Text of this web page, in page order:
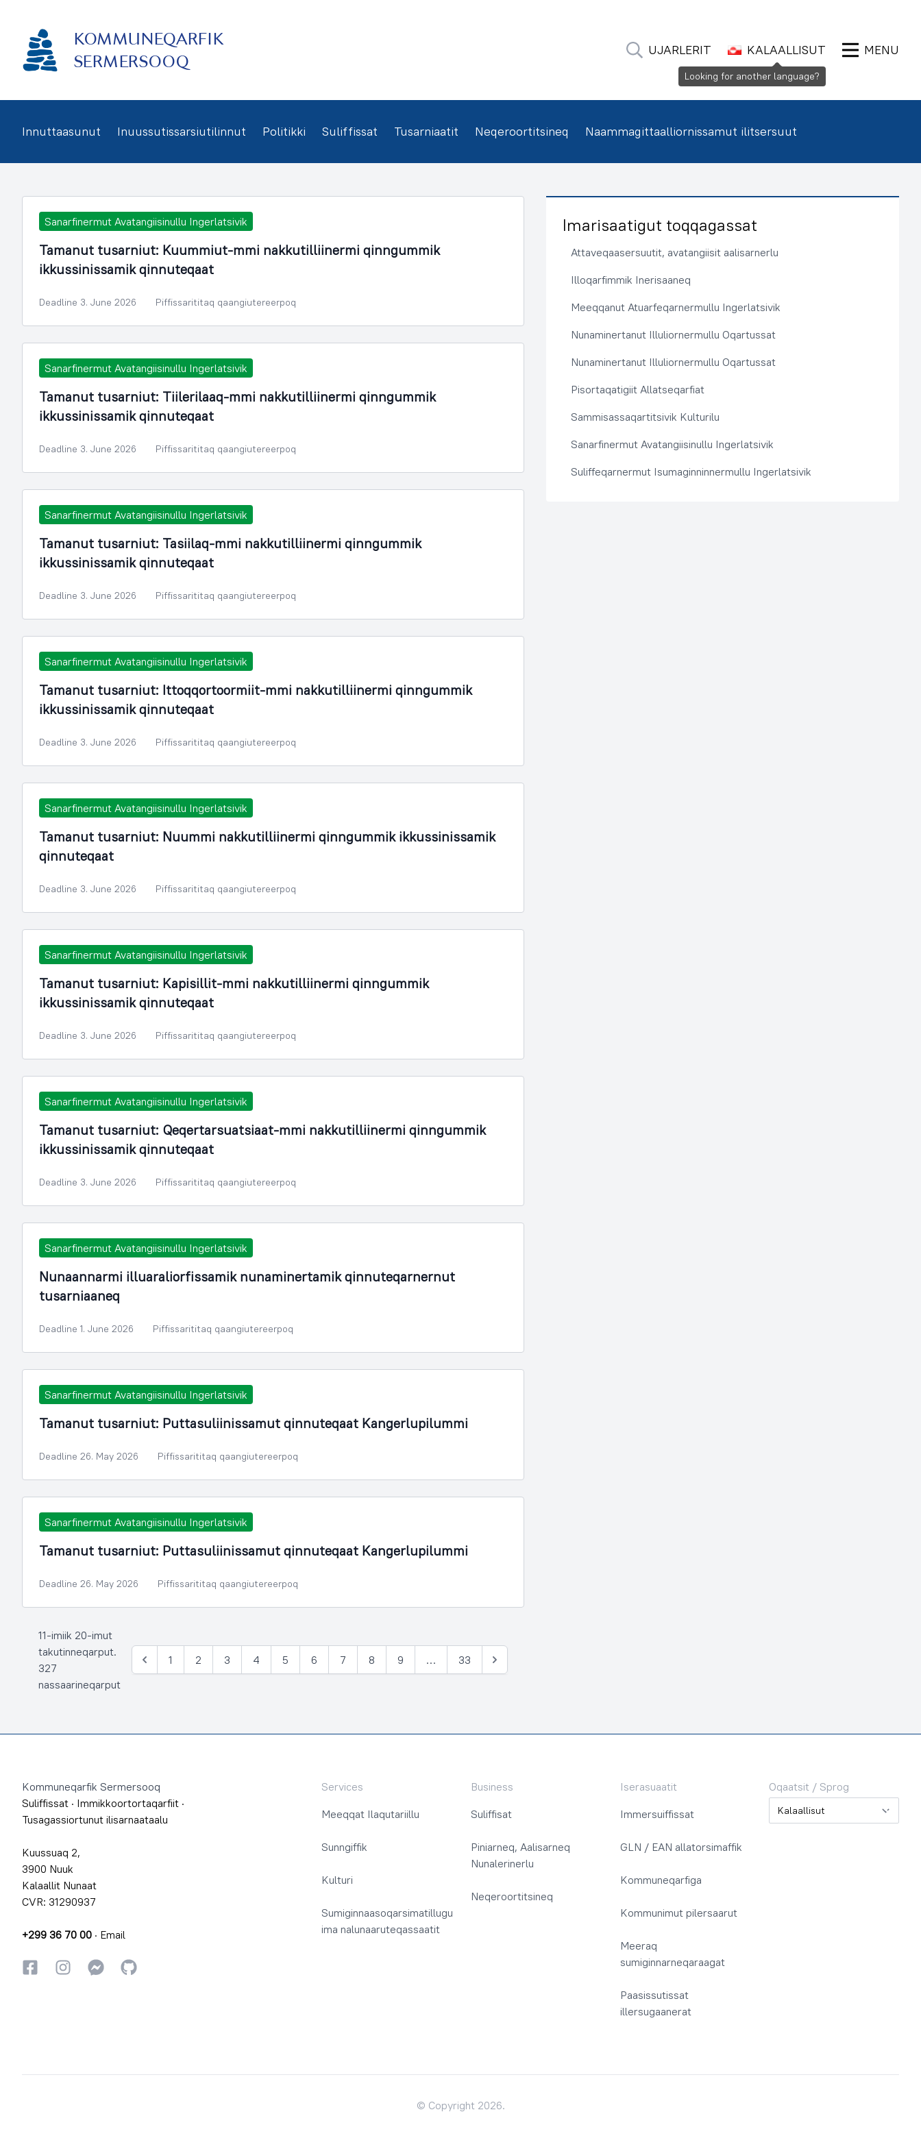
KOMMUNEQARFIK
SERMERSOOQ
UJARLERIT KALAALLISUT MENU
Innuttaasunut Inuussutissarsiutilinnut Politikki Suliffissat Tusarniaatit Neqeroortitsineq Naammagittaalliornissamut ilitsersuut
Sanarfinermut Avatangiisinullu Ingerlatsivik
Tamanut tusarniut: Kuummiut-mmi nakkutilliinermi qinngummik
ikkussinissamik qinnuteqaat
Deadline 3. June 2026 Piffissarititaq qaangiutereerpoq
Sanarfinermut Avatangiisinullu Ingerlatsivik
Tamanut tusarniut: Tiilerilaaq-mmi nakkutilliinermi qinngummik
ikkussinissamik qinnuteqaat
Deadline 3. June 2026 Piffissarititaq qaangiutereerpoq
Sanarfinermut Avatangiisinullu Ingerlatsivik
Tamanut tusarniut: Tasiilaq-mmi nakkutilliinermi qinngummik
ikkussinissamik qinnuteqaat
Deadline 3. June 2026 Piffissarititaq qaangiutereerpoq
Sanarfinermut Avatangiisinullu Ingerlatsivik
Tamanut tusarniut: Ittoqqortoormiit-mmi nakkutilliinermi qinngummik
ikkussinissamik qinnuteqaat
Deadline 3. June 2026 Piffissarititaq qaangiutereerpoq
Sanarfinermut Avatangiisinullu Ingerlatsivik
Tamanut tusarniut: Nuummi nakkutilliinermi qinngummik ikkussinissamik
qinnuteqaat
Deadline 3. June 2026 Piffissarititaq qaangiutereerpoq
Sanarfinermut Avatangiisinullu Ingerlatsivik
Tamanut tusarniut: Kapisillit-mmi nakkutilliinermi qinngummik
ikkussinissamik qinnuteqaat
Deadline 3. June 2026 Piffissarititaq qaangiutereerpoq
Sanarfinermut Avatangiisinullu Ingerlatsivik
Tamanut tusarniut: Qeqertarsuatsiaat-mmi nakkutilliinermi qinngummik
ikkussinissamik qinnuteqaat
Deadline 3. June 2026 Piffissarititaq qaangiutereerpoq
Sanarfinermut Avatangiisinullu Ingerlatsivik
Nunaannarmi illuaraliorfissamik nunaminertamik qinnuteqarnernut
tusarniaaneq
Deadline 1. June 2026 Piffissarititaq qaangiutereerpoq
Sanarfinermut Avatangiisinullu Ingerlatsivik
Tamanut tusarniut: Puttasuliinissamut qinnuteqaat Kangerlupilummi
Deadline 26. May 2026 Piffissarititaq qaangiutereerpoq
Sanarfinermut Avatangiisinullu Ingerlatsivik
Tamanut tusarniut: Puttasuliinissamut qinnuteqaat Kangerlupilummi
Deadline 26. May 2026 Piffissarititaq qaangiutereerpoq
11-imiik 20-imut
takutinneqarput.
327
nassaarineqarput
Siulia
1 2 3 4 5 6 7 8 9 … 33
Tullia
Imarisaatigut toqqagassat
Attaveqaasersuutit, avatangiisit aalisarnerlu
Illoqarfimmik Inerisaaneq
Meeqqanut Atuarfeqarnermullu Ingerlatsivik
Nunaminertanut Illuliornermullu Oqartussat
Nunaminertanut Illuliornermullu Oqartussat
Pisortaqatigiit Allatseqarfiat
Sammisassaqartitsivik Kulturilu
Sanarfinermut Avatangiisinullu Ingerlatsivik
Suliffeqarnermut Isumaginninnermullu Ingerlatsivik
Kommuneqarfik Sermersooq
Suliffissat · Immikkoortortaqarfiit ·
Tusagassiortunut ilisarnaataalu
Kuussuaq 2,
3900 Nuuk
Kalaallit Nunaat
CVR: 31290937
+299 36 70 00 · Email
FacebookkiInstagrammiInstagrammi
GitHub
Services
Meeqqat Ilaqutariillu
Sunngiffik
Kulturi
Sumiginnaasoqarsimatillugu
ima nalunaaruteqassaatit
Business
Suliffisat
Piniarneq, Aalisarneq
Nunalerinerlu
Neqeroortitsineq
Iserasuaatit
Immersuiffissat
GLN / EAN allatorsimaffik
Kommuneqarfiga
Kommunimut pilersaarut
Meeraq
sumiginnarneqaraagat
Paasissutissat
illersugaanerat
Oqaatsit / Sprog
Oqaatsit / Sprog
© Copyright 2026.
Looking for another language?